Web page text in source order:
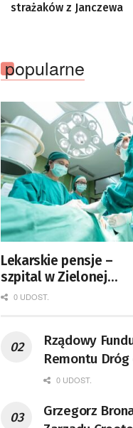
strażaków z Janczewa
popularne
Lekarskie pensje –
szpital w Zielonej
Górze podaje dane
0 UDOST.
Rządowy
Remontu
województwa
0 UDOST.
Grzegorz